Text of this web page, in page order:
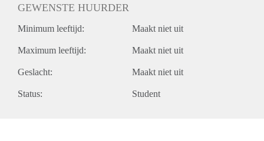
GEWENSTE HUURDER
Minimum leeftijd: Maakt niet uit
Maximum leeftijd: Maakt niet uit
Geslacht: Maakt niet uit
Status: Student